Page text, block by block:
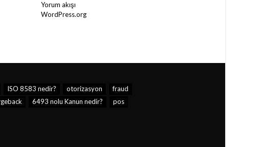
Yorum akışı
WordPress.org
ISO 8583 nedir? otorizasyon
fraud
6493 nolu Kanun nedir? pos